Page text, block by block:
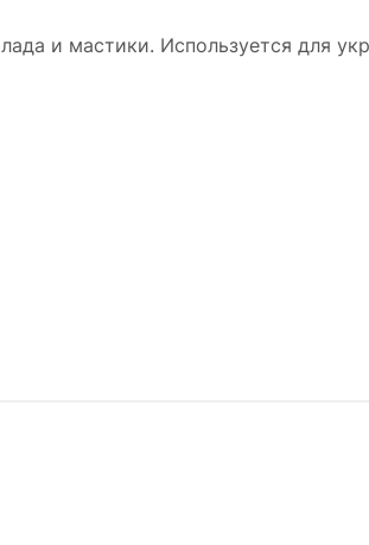
и мастики. Используется для